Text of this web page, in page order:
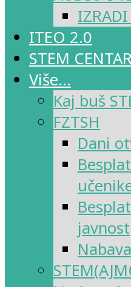
IZRADI
ITEO 2.0
STEM CENTAR
Više…
Kaj buš
FZTSH
Dani
javnost
Nabava